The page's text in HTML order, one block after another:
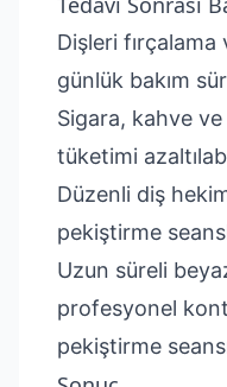
Dişleri fırçalama
günlük bakım
Sigara, kahve
tüketimi
Düzenli diş
pekiştirme
Uzun süreli
profesyonel
pekiştirme